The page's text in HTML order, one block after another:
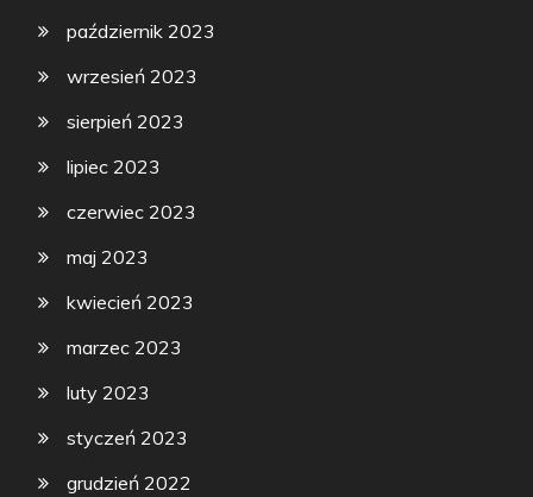
październik 2023
wrzesień 2023
sierpień 2023
lipiec 2023
czerwiec 2023
maj 2023
kwiecień 2023
marzec 2023
luty 2023
styczeń 2023
grudzień 2022